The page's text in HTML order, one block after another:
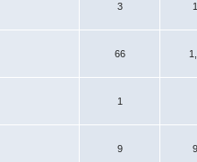
3
66
1
9